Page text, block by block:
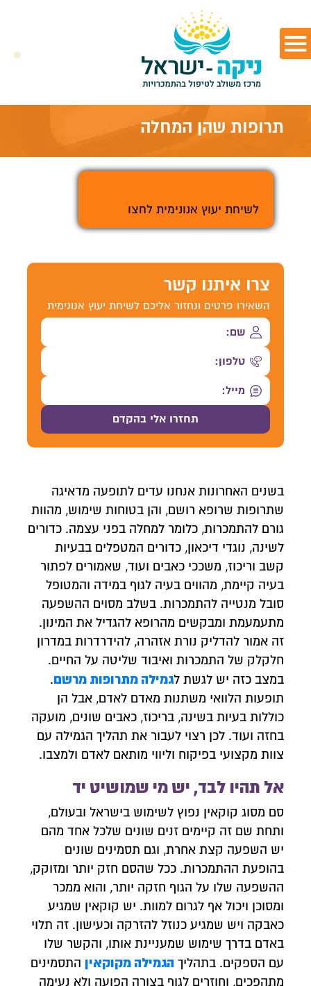
תרופות שהן המחלה
לשיחת יעוץ אנונימית לחצו
צרו איתנו קשר
השאירו פרטים ונחזור אליכם לשיחת יעוץ אנונימית
בשנים האחרונות אנחנו עדים לתופעה מדאיגה
שתרופות שרופא רושם, והן בטוחות שימוש, מהוות
גורם להתמכרות, כלומר למחלה בפני עצמה. כדורים
לשינה, נוגדי דיכאון, כדורים המטפלים בבעיות
קשב וריכוז, משככי כאבים ועוד, שאמורים לפתור
בעיה קיימת, מהווים בעיה לגוף במידה והמטופל
סובל מנטייה להתמכרות. בשלב מסוים ההשפעה
מתעמעמת ומבקשים מהרופא להגדיל את המינון.
זה אמור להדליק נורת אזהרה, להידרדרות במדרון
חלקלק של התמכרות ואיבוד שליטה על החיים.
במצב כזה יש לגשת לגמילה מתרופות מרשם.
תופעות הלוואי משתנות מאדם לאדם, אבל הן
כוללות בעיות בשינה, בריכוז, כאבים שונים, מועקה
בחזה ועוד. לכן רצוי לעבור את תהליך הגמילה עם
צוות מקצועי בפיקוח וליווי מותאם לאדם ולמצבו.
אל תהיו לבד, יש מי שמושיט יד
סם מסוג קוקאין נפוץ לשימוש בישראל ובעולם,
ותחת שם זה קיימים זנים שונים שלכל אחד מהם
יש השפעה קצת אחרת, וגם תסמינים שונים
בהופעת ההתמכרות. ככל שהסם חזק יותר ומזוקק,
ההשפעה שלו על הגוף חזקה יותר, והוא ממכר
ומסוכן ויכול אף לגרום למוות. יש קוקאין שמגיע
כאבקה ויש שמגיע כנוזל להזרקה וכעישון. זה תלוי
באדם בדרך שימוש שמעניינת אותו, והקשר שלו
עם הספקים. בתהליך הגמילה מקוקאין התסמינים
מתהפכים, וחוזרים לגוף בצורה הפועה ולא נעימה